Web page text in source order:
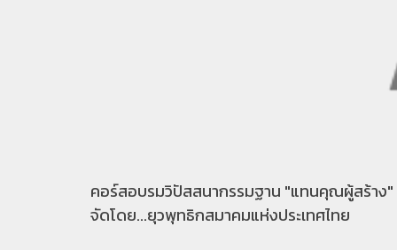
คอร์สอบรมวิปัสสนากรรมฐาน "แทนคุณผู้สร้าง"
จัดโดย...ยุวพุทธิกสมาคมแห่งประเทศไทย